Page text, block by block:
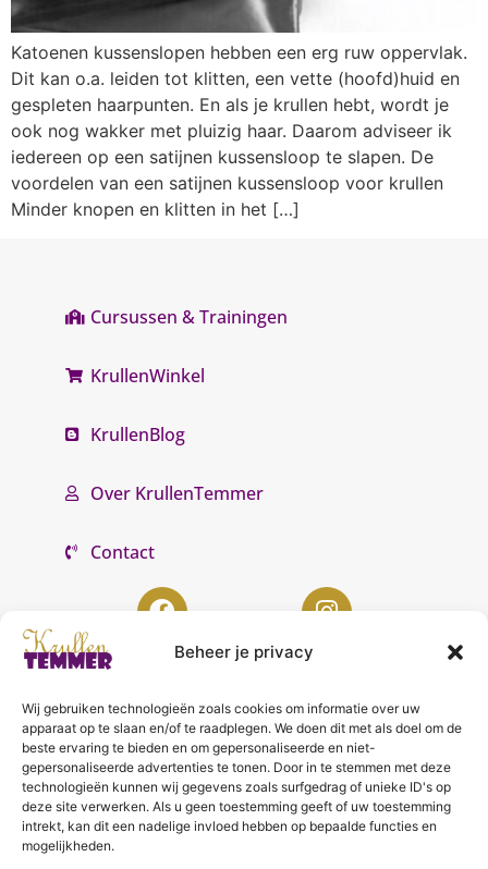
Beheer je privacy
Wij gebruiken technologieën zoals cookies om informatie over uw
apparaat op te slaan en/of te raadplegen. We doen dit met als doel om de
beste ervaring te bieden en om gepersonaliseerde en niet-
gepersonaliseerde advertenties te tonen. Door in te stemmen met deze
technologieën kunnen wij gegevens zoals surfgedrag of unieke ID's op
deze site verwerken. Als u geen toestemming geeft of uw toestemming
intrekt, kan dit een nadelige invloed hebben op bepaalde functies en
mogelijkheden.
Katoenen kussenslopen hebben een erg ruw oppervlak.
Dit kan o.a. leiden tot klitten, een vette (hoofd)huid en
gespleten haarpunten. En als je krullen hebt, wordt je
ook nog wakker met pluizig haar. Daarom adviseer ik
iedereen op een satijnen kussensloop te slapen. De
voordelen van een satijnen kussensloop voor krullen
Minder knopen en klitten in het […]
Cursussen & Trainingen
KrullenWinkel
KrullenBlog
Over KrullenTemmer
Contact
KrullenTemmer Lelystad
Punter 10 02
8242 DC Lelystad
0643996868